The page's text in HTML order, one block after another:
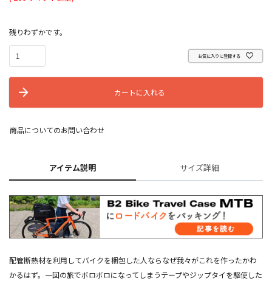
残りわずかです。
お気に入りに登録する
カートに入れる
商品についてのお問い合わせ
アイテム説明 サイズ詳細
配管断熱材を利用してバイクを梱包した人ならなぜ我々がこれを作ったかわ
かるはず。一回の旅でボロボロになってしまうテープやジップタイを駆使した